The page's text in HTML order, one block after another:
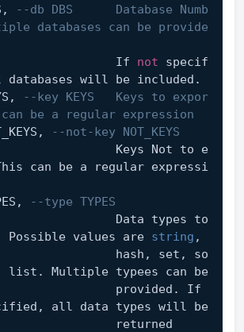
--db DBS      Database Numb
databases can be provide
                        If
not specif
will be included.
--key KEYS   Keys to expor
be a regular expression
--not-key NOT_KEYS
can be a regular expressi
--type TYPES
Possible values are string ,
list. Multiple typees can be
all data types will be
                        returned